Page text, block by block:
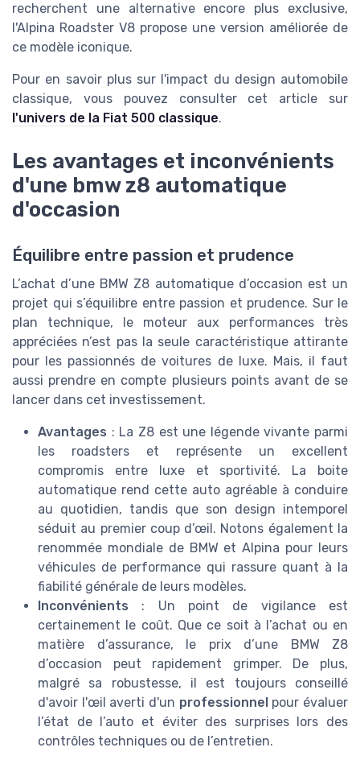
recherchent une alternative encore plus exclusive,
l'Alpina Roadster V8 propose une version améliorée de
ce modèle iconique.
Pour en savoir plus sur l'impact du design automobile
classique, vous pouvez consulter cet article sur
l'univers de la Fiat 500 classique.
Les avantages et inconvénients
d'une bmw z8 automatique
d'occasion
Équilibre entre passion et prudence
L’achat d’une BMW Z8 automatique d’occasion est un
projet qui s’équilibre entre passion et prudence. Sur le
plan technique, le moteur aux performances très
appréciées n’est pas la seule caractéristique attirante
pour les passionnés de voitures de luxe. Mais, il faut
aussi prendre en compte plusieurs points avant de se
lancer dans cet investissement.
Avantages : La Z8 est une légende vivante parmi
les roadsters et représente un excellent
compromis entre luxe et sportivité. La boite
automatique rend cette auto agréable à conduire
au quotidien, tandis que son design intemporel
séduit au premier coup d’œil. Notons également la
renommée mondiale de BMW et Alpina pour leurs
véhicules de performance qui rassure quant à la
fiabilité générale de leurs modèles.
Inconvénients : Un point de vigilance est
certainement le coût. Que ce soit à l’achat ou en
matière d’assurance, le prix d’une BMW Z8
d’occasion peut rapidement grimper. De plus,
malgré sa robustesse, il est toujours conseillé
d'avoir l'œil averti d'un professionnelpour évaluer
l’état de l’auto et éviter des surprises lors des
contrôles techniques ou de l’entretien.